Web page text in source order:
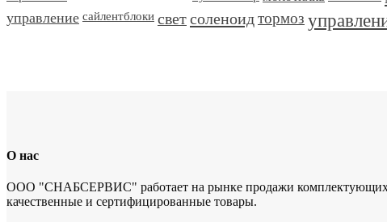
управление сайлентблоки светсоленоидтормоз
О нас
ООО "СНАБСЕРВИС" работает на рынке продажи комплектующих и
качественные и сертифицированные товары.